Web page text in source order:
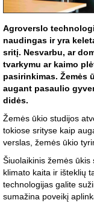
Agroverslo
naudingas ir yra
sritį. Nesvarbu, ar
tvarkymu ar kaimo
pasirinkimas. Žemės
augant pasaulio
didės.
Žemės ūkio studijos
tokiose srityse kaip
verslas, žemės ūkio
Šiuolaikinis žemės
klimato kaita ir išteklių
technologijas galite
sumažina poveikį